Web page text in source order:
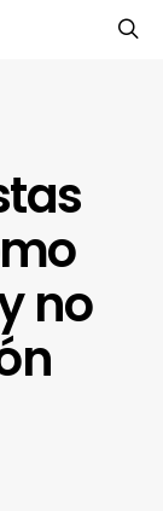
no